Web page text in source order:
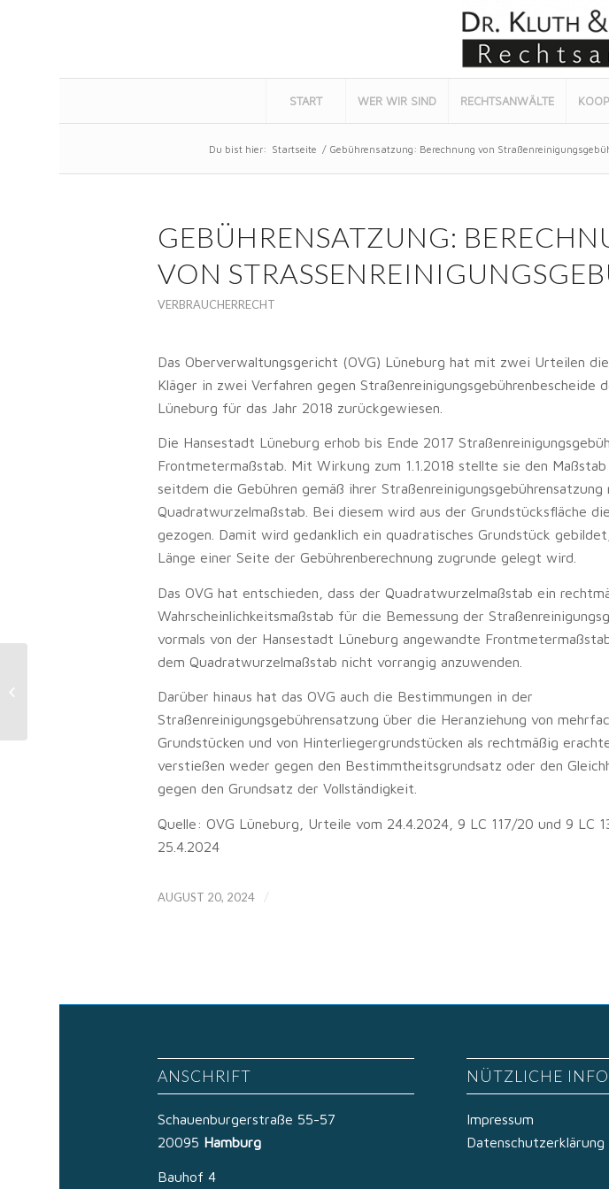
START WER WIR SIND RECHTSANWÄLTE
Du bist hier: Startseite / Gebührensatzung: Berechnung von
GEBÜHRENSATZUNG:
VON
VERBRAUCHERRECHT
Das Oberverwaltungsgericht (OVG) Lüneburg hat mit zwei Urteilen
Kläger in zwei Verfahren gegen Straßenreinigungsgebührenbescheide
Lüneburg für das Jahr 2018 zurückgewiesen.
Die Hansestadt Lüneburg erhob bis Ende 2017
Frontmetermaßstab. Mit Wirkung zum 1.1.2018 stellte sie den
seitdem die Gebühren gemäß ihrer Straßenreinigungsgebührensatzung
Quadratwurzelmaßstab. Bei diesem wird aus der Grundstücksfläche
gezogen. Damit wird gedanklich ein quadratisches Grundstück
Länge einer Seite der Gebührenberechnung zugrunde gelegt wird.
Das OVG hat entschieden, dass der Quadratwurzelmaßstab ein
Wahrscheinlichkeitsmaßstab für die Bemessung der
vormals von der Hansestadt Lüneburg angewandte
dem Quadratwurzelmaßstab nicht vorrangig anzuwenden.
Darüber hinaus hat das OVG auch die Bestimmungen in der
Straßenreinigungsgebührensatzung über die Heranziehung von
Grundstücken und von Hinterliegergrundstücken als rechtmäßig
verstießen weder gegen den Bestimmtheitsgrundsatz oder den
gegen den Grundsatz der Vollständigkeit.
Quelle: OVG Lüneburg, Urteile vom 24.4.2024, 9 LC 117/20 und 9 LC
25.4.2024
AUGUST 20, 2024 /
ANSCHRIFT
Schauenburgerstraße 55-57
20095 Hamburg
Bauhof 4
NÜTZLICHE
Impressum
Datenschutzerklärung
Reiserücktrittsversicherung muss